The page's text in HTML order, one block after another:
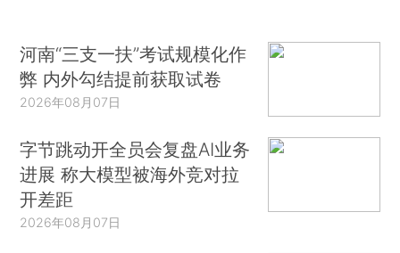
河南“三支一扶”考试规模化作
弊 内外勾结提前获取试卷
2026年08月07日
字节跳动开全员会复盘AI业务
进展 称大模型被海外竞对拉
开差距
2026年08月07日